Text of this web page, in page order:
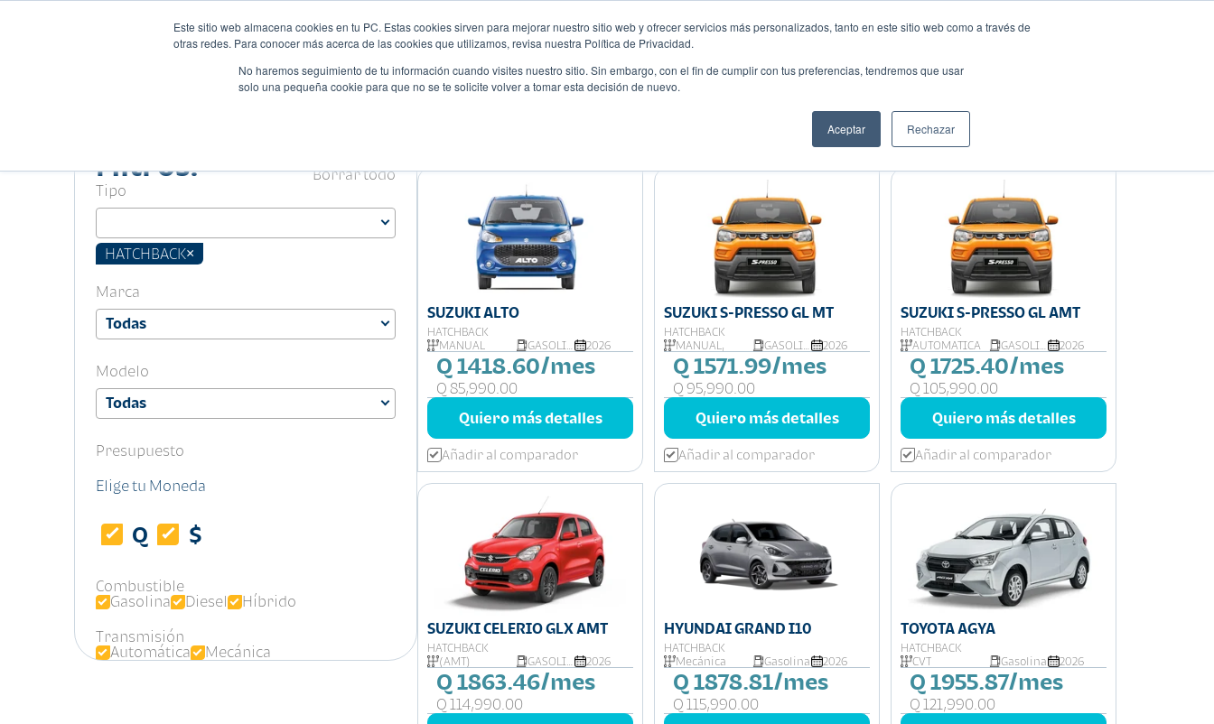
Este sitio web almacena cookies en tu PC. Estas cookies sirven para mejorar nuestro sitio web y ofrecer servicios más personalizados, tanto en este sitio web como a través de
otras redes. Para conocer más acerca de las cookies que utilizamos, revisa nuestra Política de Privacidad.
No haremos seguimiento de tu información cuando visites nuestro sitio. Sin embargo, con el fin de cumplir con tus preferencias, tendremos que usar
solo una pequeña cookie para que no se te solicite volver a tomar esta decisión de nuevo.
Aceptar Rechazar
Autos Comparador Promociones Blog Eventos
Filtros.
Borrar todo
Tipo
HATCHBACK×
Marca
Modelo
Presupuesto
Elige tu Moneda
Q $
Combustible
Gasolina
Diesel
Híbrido
Transmisión
Automática
Mecánica
Ordenar por:
SUZUKI ALTO
HATCHBACK
MANUAL
GASOLINA 2026
Q 1418.60/mes
Q 85,990.00
Quiero más detalles
Añadir al comparador
SUZUKI S-PRESSO GL MT
HATCHBACK
MANUAL,
GASOLINA 2026
Q 1571.99/mes
Q 95,990.00
Quiero más detalles
Añadir al comparador
SUZUKI S-PRESSO GL AMT
HATCHBACK
AUTOMATICA
GASOLINA 2026
Q 1725.40/mes
Q 105,990.00
Quiero más detalles
Añadir al comparador
SUZUKI CELERIO GLX AMT
HATCHBACK
(AMT)
GASOLINA 2026
Q 1863.46/mes
Q 114,990.00
HYUNDAI GRAND I10
HATCHBACK
Mecánica
Gasolina 2026
Q 1878.81/mes
Q 115,990.00
TOYOTA AGYA
HATCHBACK
CVT
Gasolina 2026
Q 1955.87/mes
Q 121,990.00